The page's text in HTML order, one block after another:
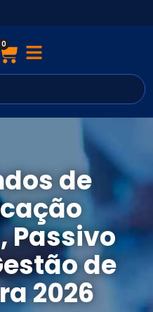
0
de
Passivo
de
2026